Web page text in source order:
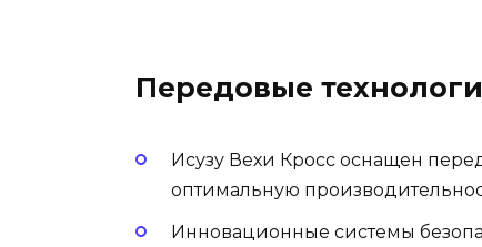
Передовые
Исузу Вехи Кросс оснащен
оптимальную
Инновационные системы